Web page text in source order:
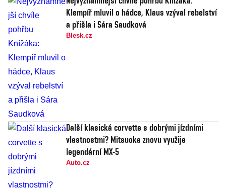
Klempíř mluvil o hádce, Klaus vzýval rebelství
a přišla i Sára Saudková
Blesk.cz
Další klasická corvette s dobrými jízdními
vlastnostmi? Mitsuoka znovu využije
legendární MX-5
Auto.cz